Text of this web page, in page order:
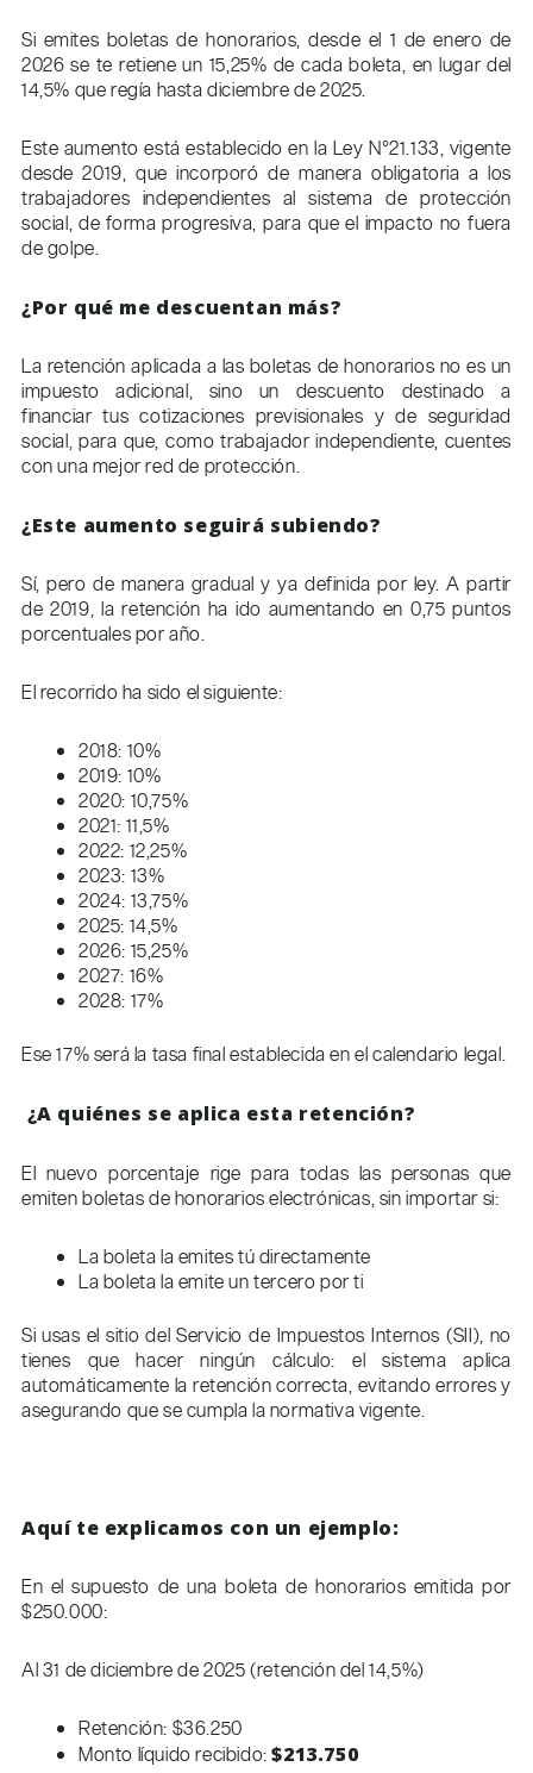
Si emites boletas de honorarios, desde el 1 de enero de
2026 se te retiene un 15,25% de cada boleta, en lugar del
14,5% que regía hasta diciembre de 2025.
Este aumento está establecido en la Ley N°21.133, vigente
desde 2019, que incorporó de manera obligatoria a los
trabajadores independientes al sistema de protección
social, de forma progresiva, para que el impacto no fuera
de golpe.
¿Por qué me descuentan más?
La retención aplicada a las boletas de honorarios no es un
impuesto adicional, sino un descuento destinado a
financiar tus cotizaciones previsionales y de seguridad
social, para que, como trabajador independiente, cuentes
con una mejor red de protección.
¿Este aumento seguirá subiendo?
Sí, pero de manera gradual y ya definida por ley. A partir
de 2019, la retención ha ido aumentando en 0,75 puntos
porcentuales por año.
El recorrido ha sido el siguiente:
2018: 10%
2019: 10%
2020: 10,75%
2021: 11,5%
2022: 12,25%
2023: 13%
2024: 13,75%
2025: 14,5%
2026: 15,25%
2027: 16%
2028: 17%
Ese 17% será la tasa final establecida en el calendario legal.
¿A quiénes se aplica esta retención?
El nuevo porcentaje rige para todas las personas que
emiten boletas de honorarios electrónicas, sin importar si:
La boleta la emites tú directamente
La boleta la emite un tercero por ti
Si usas el sitio del Servicio de Impuestos Internos (SII), no
tienes que hacer ningún cálculo: el sistema aplica
automáticamente la retención correcta, evitando errores y
asegurando que se cumpla la normativa vigente.
Aquí te explicamos con un ejemplo:
En el supuesto de una boleta de honorarios emitida por
$250.000:
Al 31 de diciembre de 2025 (retención del 14,5%)
Retención: $36.250
Monto líquido recibido:$213.750